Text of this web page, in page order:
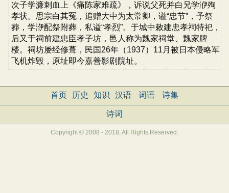
次子学濂刺血上《痛陈家难疏》，诉说父死并白兄学洢殉
孝状。思宗白其冤，追赠大中为太常卿，谥“忠节”，予祭
葬，学洢配祭附葬，私谥“孝烈”。于城中敕建忠孝祠特祀，
后又于祠前建忠臣孝子坊，邑人称为魏家祠堂、魏家牌
楼。祠坊屡经修葺，民国26年（1937）11月被日本侵略军
飞机炸毁，原址即今嘉善影剧院址。
首页 历史 知识 汉语 词语 诗集
诗词
Copyright © 2008 - 2018, All Rights Reserved.